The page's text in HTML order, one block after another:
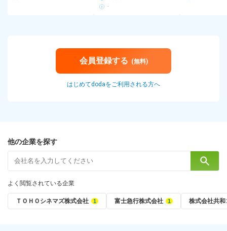
※月に1、2回目安で早朝・深夜勤務あり
※営業時間・勤務時間帯は店舗により異なる
正社員
試用期間3カ月（期間中の給与・待遇に差異なし）
給与
※経験・スキルなどを考慮のうえ、社内規定により決定します
-
会員登録する (無料)
はじめてdodaをご利用される方へ
他の企業を探す
よく閲覧されている企業
ＴＯＨＯシネマズ株式会社 富士急行株式会社 株式会社共